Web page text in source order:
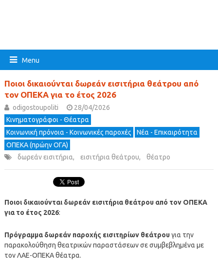
Menu
Ποιοι δικαιούνται δωρεάν εισιτήρια θεάτρου από
τον ΟΠΕΚΑ για το έτος 2026
odigostoupoliti
28/04/2026
Κινηματογράφοι - Θέατρα
Κοινωνική πρόνοια - Κοινωνικές παροχές
Νέα - Επικαιρότητα
ΟΠΕΚΑ (πρώην ΟΓΑ)
δωρεάν εισιτήρια, εισιτήρια θεάτρου, θέατρο
Ποιοι δικαιούνται δωρεάν εισιτήρια θεάτρου από τον ΟΠΕΚΑ
για το έτος 2026:
Πρόγραμμα δωρεάν παροχής εισιτηρίων θεάτρουγια την
παρακολούθηση θεατρικών παραστάσεων σε συμβεβλημένα με
τον ΛΑΕ-ΟΠΕΚΑ θέατρα.